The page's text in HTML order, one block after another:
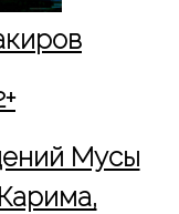
Мусы